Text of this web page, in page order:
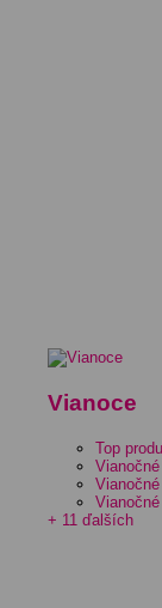
Vianoce
Top
+ 11 ďalších